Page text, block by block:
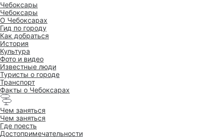
Чебоксары
Чебоксары
O Чебоксарах
Гид по городу
Как добраться
История
Культура
Фото и видео
Известные люди
Туристы о городе
Транспорт
Факты о Чебоксарах
Чем заняться
Чем заняться
Где поесть
Достопримеча­тельности